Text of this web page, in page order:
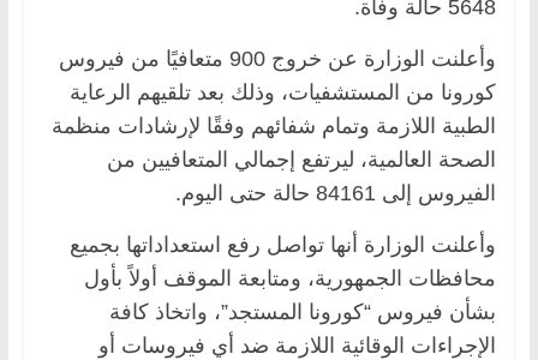
5648 حالة وفاة.
وأعلنت الوزارة عن خروج 900 متعافيًا من فيروس
كورونا من المستشفيات، وذلك بعد تلقيهم الرعاية
الطبية اللازمة وتمام شفائهم وفقًا لإرشادات منظمة
الصحة العالمية، ليرتفع إجمالي المتعافيين من
الفيروس إلى 84161 حالة حتى اليوم.
وأعلنت الوزارة أنها تواصل رفع استعداداتها بجميع
محافظات الجمهورية، ومتابعة الموقف أولاً بأول
بشأن فيروس “كورونا المستجد”، واتخاذ كافة
الإجراءات الوقائية اللازمة ضد أي فيروسات أو